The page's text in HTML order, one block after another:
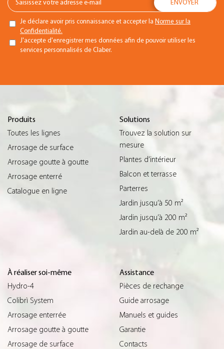
Je déclare avoir pris connaissance et accepter la Norme sur la
Confidentialité.
J'accepte d'enregistrer mes données afin de pouvoir utiliser les
services personnalisés de Claber.
Produits
Toutes les lignes
Arrosage de surface
Arrosage goutte à goutte
Arrosage enterré
Catalogue en ligne
Solutions
Trouvez la solution sur
mesure
Plantes d’intérieur
Balcon et terrasse
Parterres
Jardin jusqu’à 50 m²
Jardin jusqu’à 200 m²
Jardin au-delà de 200 m²
À réaliser soi-même
Hydro-4
Colibrì System
Arrosage enterrée
Arrosage goutte à goutte
Arrosage de surface
Assistance
Pièces de rechange
Guide arrosage
Manuels et guides
Garantie
Contacts